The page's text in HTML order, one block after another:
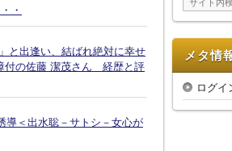
・
と出逢い、結ばれ絶対に幸せ
付の佐藤 潔茂さん 経歴と評
導＜出水聡－サトシ－女心が
ブ
メタ情
ログイ